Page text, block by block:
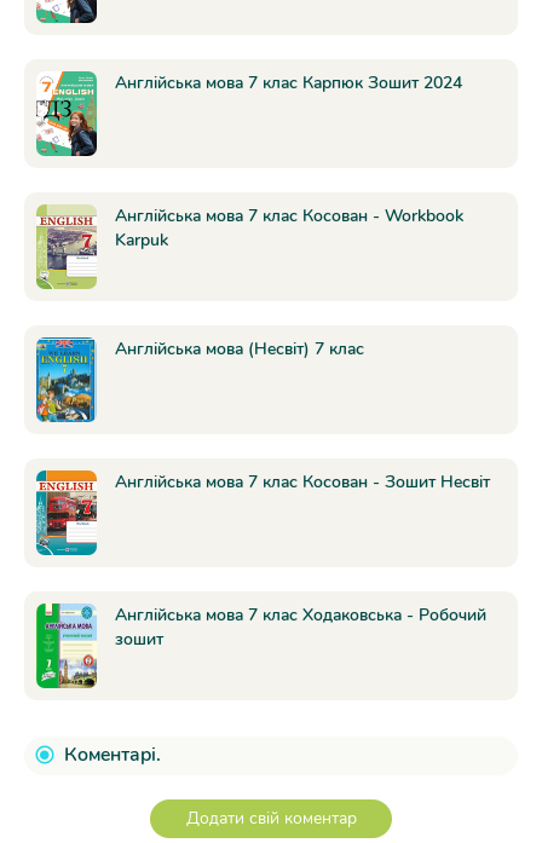
Англійська мова 7 клас Карпюк Зошит 2024
Англійська мова 7 клас Косован - Workbook
Karpuk
Англійська мова (Несвіт) 7 клас
Англійська мова 7 клас Косован - Зошит Несвіт
Англійська мова 7 клас Ходаковська - Робочий
зошит
Коментарі.
Додати свій коментар